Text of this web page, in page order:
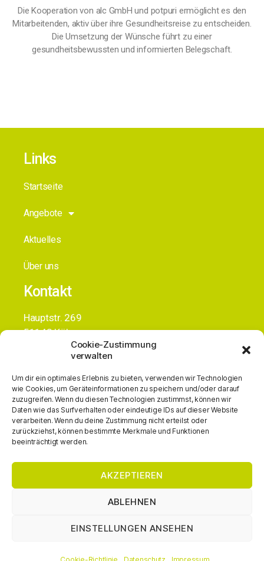
Cookie-Zustimmung
verwalten
Um dir ein optimales Erlebnis zu bieten, verwenden wir Technologien
wie Cookies, um Geräteinformationen zu speichern und/oder darauf
zuzugreifen. Wenn du diesen Technologien zustimmst, können wir
Daten wie das Surfverhalten oder eindeutige IDs auf dieser Website
verarbeiten. Wenn du deine Zustimmung nicht erteilst oder
zurückziehst, können bestimmte Merkmale und Funktionen
beeinträchtigt werden.
AKZEPTIEREN
ABLEHNEN
EINSTELLUNGEN ANSEHEN
Die Kooperation von alc GmbH und potpuri ermöglicht es den
Mitarbeitenden, aktiv über ihre Gesundheitsreise zu entscheiden.
Die Umsetzung der Wünsche führt zu einer
gesundheitsbewussten und informierten Belegschaft.
Links
Startseite
Angebote
Aktuelles
Über uns
Kontakt
Hauptstr. 269
51143 Köln
+49 (0)163 3836834
info@alc-gmbh.de
Reutherstrasse 1c
53773 Hennef
info@alc-gmbh.de